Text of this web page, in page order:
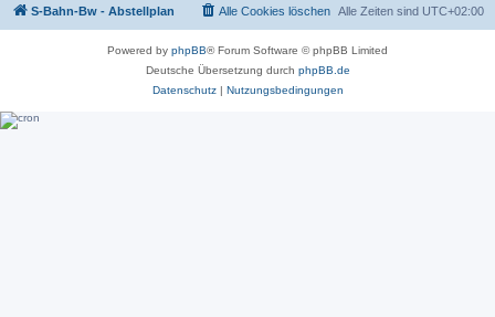
S-Bahn-Bw - Abstellplan Alle Zeiten sind UTC+02:00
Alle Cookies löschen
Powered by phpBB® Forum Software © phpBB Limited
Deutsche Übersetzung durch phpBB.de
Datenschutz| Nutzungsbedingungen